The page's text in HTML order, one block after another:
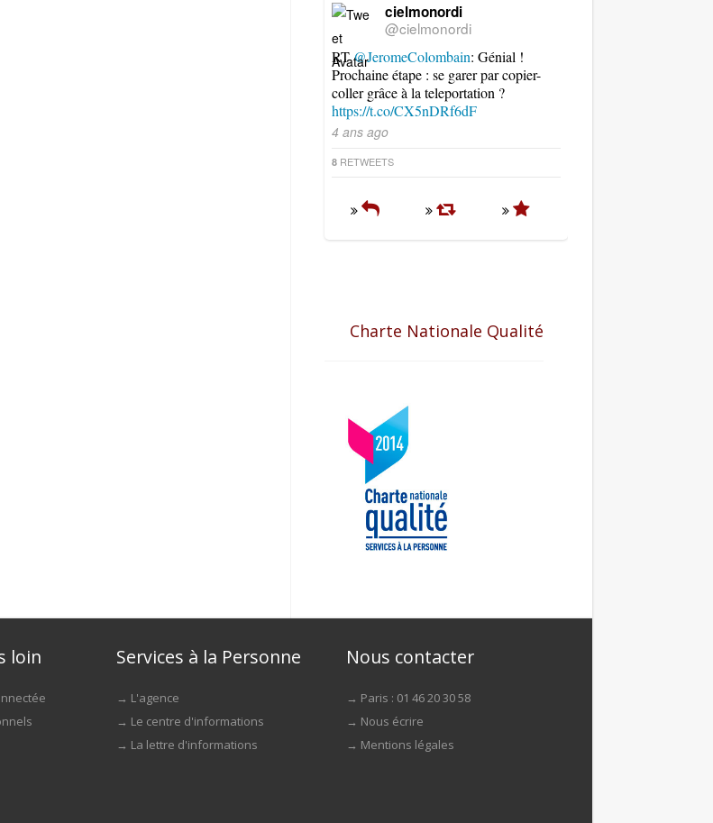
cielmonordi
@cielmonordi
RT@JeromeColombain: Génial !
Prochaine étape : se garer par copier-
coller grâce à la teleportation ?
https://t.co/CX5nDRf6dF
4 ans ago
8 RETWEETS
Charte Nationale Qualité
loin Services à la Personne
→ L'agence
→ Le centre d'informations
→ La lettre d'informations
Nous contacter
→ Paris : 01 46 20 30 58
→ Nous écrire
→ Mentions légales